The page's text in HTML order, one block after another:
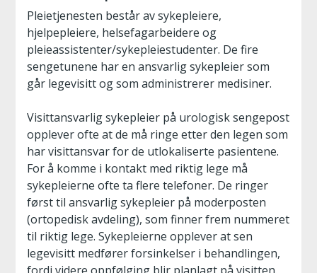
Pleietjenesten består av sykepleiere,
hjelpepleiere, helsefagarbeidere og
pleieassistenter/sykepleiestudenter. De fire
sengetunene har en ansvarlig sykepleier som
går legevisitt og som administrerer medisiner.
Visittansvarlig sykepleier på urologisk sengepost
opplever ofte at de må ringe etter den legen som
har visittansvar for de utlokaliserte pasientene.
For å komme i kontakt med riktig lege må
sykepleierne ofte ta flere telefoner. De ringer
først til ansvarlig sykepleier på moderposten
(ortopedisk avdeling), som finner frem nummeret
til riktig lege. Sykepleierne opplever at sen
legevisitt medfører forsinkelser i behandlingen,